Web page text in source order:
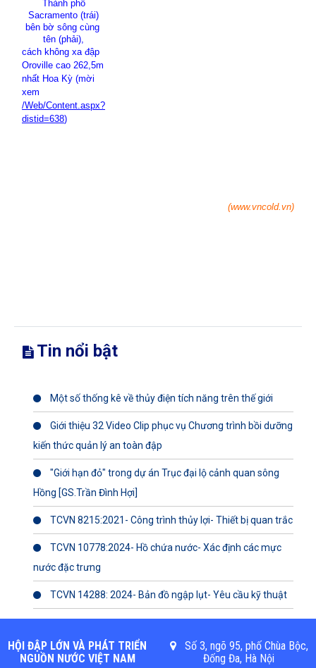
Thành phố
Sacramento (trái)
bên bờ sông cùng
tên (phải),
cách không xa đập
Oroville cao 262,5m
nhất Hoa Kỳ (mời
xem
/Web/Content.aspx?
distid=638)
(www.vncold.vn)
Tin nổi bật
Một số thống kê về thủy điện tích năng trên thế giới
Giới thiệu 32 Video Clip phục vụ Chương trình bồi dưỡng
kiến thức quản lý an toàn đập
"Giới hạn đỏ" trong dự án Trục đại lộ cảnh quan sông
Hồng [GS.Trần Đình Hợi]
TCVN 8215:2021- Công trình thủy lợi- Thiết bị quan trắc
TCVN 10778:2024- Hồ chứa nước- Xác định các mực
nước đặc trưng
TCVN 14288: 2024- Bản đồ ngập lụt- Yêu cầu kỹ thuật
HỘI ĐẬP LỚN VÀ PHÁT TRIỂN
NGUỒN NƯỚC VIỆT NAM
Số 3, ngõ 95, phố Chùa Bộc,
Đống Đa, Hà Nội